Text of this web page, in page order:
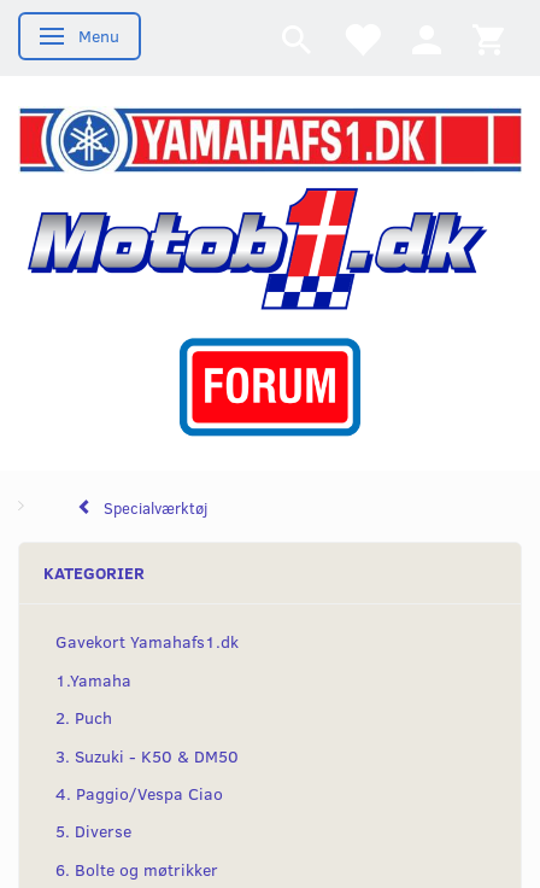
Skifte navigation
Menu
Specialværktøj
KATEGORIER
Gavekort Yamahafs1.dk
1.Yamaha
2. Puch
3. Suzuki - K50 & DM50
4. Paggio/Vespa Ciao
5. Diverse
6. Bolte og møtrikker